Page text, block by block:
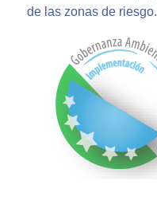
de las zonas de riesgo.